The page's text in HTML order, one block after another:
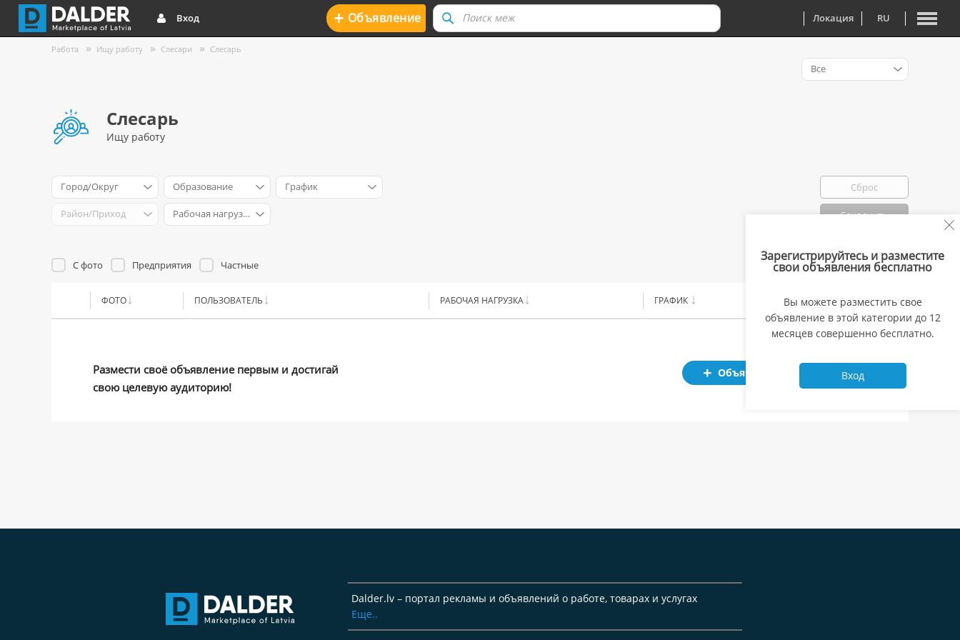
Вход + Oбъявление Локация RU
Работа Ищу работу Слесари Слесарь
Слесарь
Ищу работу
Город/Округ Образование График
Район/Приход Рабочая нагрузка
Сброс
Сохранить
Все
С фото Предприятия Частные Избранно: 0
ФОТО ПОЛЬЗОВАТЕЛЬ РАБОЧАЯ НАГРУЗКА ГРАФИК ЗАРПЛАТА
Размести своё объявление первым и достигай
свою целевую аудиторию!
Объявление
Зарегистрируйтесь и разместите
свои объявления бесплатно
Вы можете разместить свое
объявление в этой категории до 12
месяцев совершенно бесплатно.
Вход
Dalder.lv – портал рекламы и объявлений о работе, товарах и услугах
Еще..